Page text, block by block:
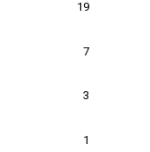
19
7
3
1